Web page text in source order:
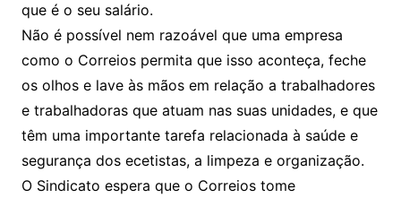
que é o seu salário.
Não é possível nem razoável que uma empresa
como o Correios permita que isso aconteça, feche
os olhos e lave às mãos em relação a trabalhadores
e trabalhadoras que atuam nas suas unidades, e que
têm uma importante tarefa relacionada à saúde e
segurança dos ecetistas, a limpeza e organização.
O Sindicato espera que o Correios tome